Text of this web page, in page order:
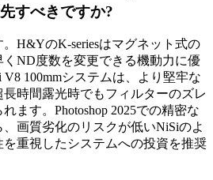
すべきですか?
H&YのK-seriesはマグネット式の
ND度数を変更できる機動力に優
100mmシステムは、より堅牢な
時間露光時でもフィルターのズレ
ます。Photoshop 2025での精密な
画質劣化のリスクが低いNiSiのよ
を重視したシステムへの投資を推奨